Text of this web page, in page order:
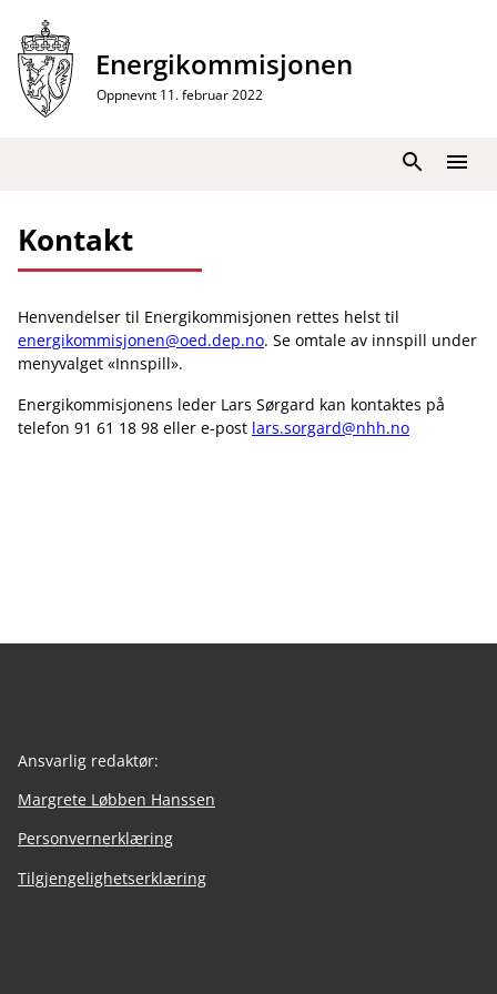
innhold
Energikommisjonen
Oppnevnt 11. februar 2022
Meny
Søk
Kontakt
Henvendelser til Energikommisjonen rettes helst til
energikommisjonen@oed.dep.no. Se omtale av innspill under
menyvalget «Innspill».
Energikommisjonens leder Lars Sørgard kan kontaktes på
telefon 91 61 18 98 eller e-post lars.sorgard@nhh.no
Ansvarlig redaktør:
Margrete Løbben Hanssen
Personvernerklæring
Tilgjengelighetserklæring